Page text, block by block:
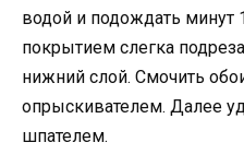
водой и подождать
покрытием слегка
нижний слой. Смочить
опрыскивателем. Далее
шпателем.